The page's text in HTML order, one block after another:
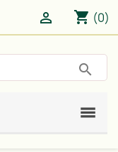
shopping_cart (0)
